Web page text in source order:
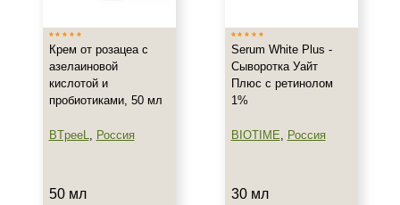
Ежедневный
Для женщин
Крем от розацеа с
азелаиновой
кислотой и
пробиотиками, 50 мл
BTpeeL, Россия
50 мл
Serum White Plus -
Сыворотка Уайт
Плюс с ретинолом
1%
BIOTIME, Россия
30 мл